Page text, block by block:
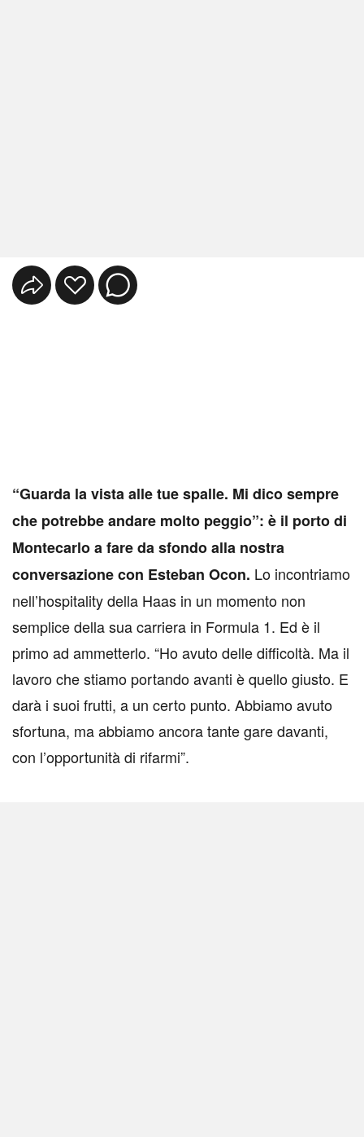
“Guarda la vista alle tue spalle. Mi dico sempre
che potrebbe andare molto peggio”: è il porto di
Montecarlo a fare da sfondo alla nostra
conversazione con Esteban Ocon. Lo incontriamo
nell’hospitality della Haas in un momento non
semplice della sua carriera in Formula 1. Ed è il
primo ad ammetterlo. “Ho avuto delle difficoltà. Ma il
lavoro che stiamo portando avanti è quello giusto. E
darà i suoi frutti, a un certo punto. Abbiamo avuto
sfortuna, ma abbiamo ancora tante gare davanti,
con l’opportunità di rifarmi”.